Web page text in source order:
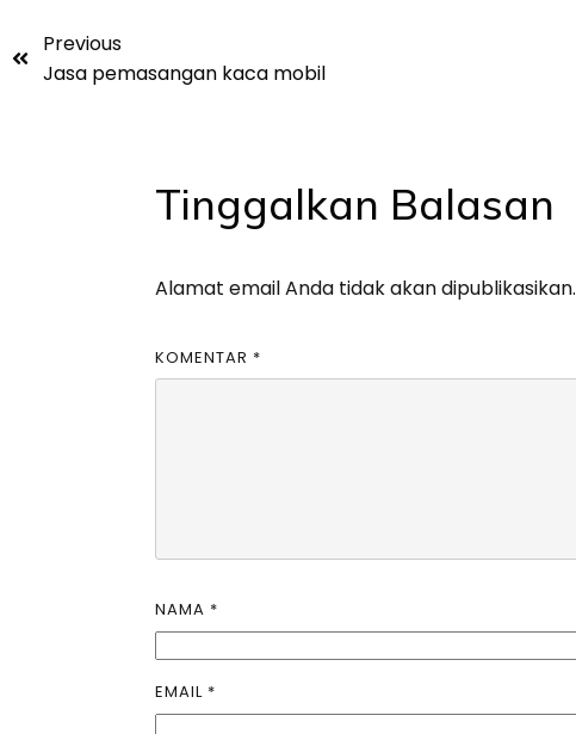
Previous
Jasa pemasangan kaca mobil
Tinggalkan Balasan
Alamat email Anda tidak akan dipublikasikan.
KOMENTAR *
NAMA *
EMAIL *